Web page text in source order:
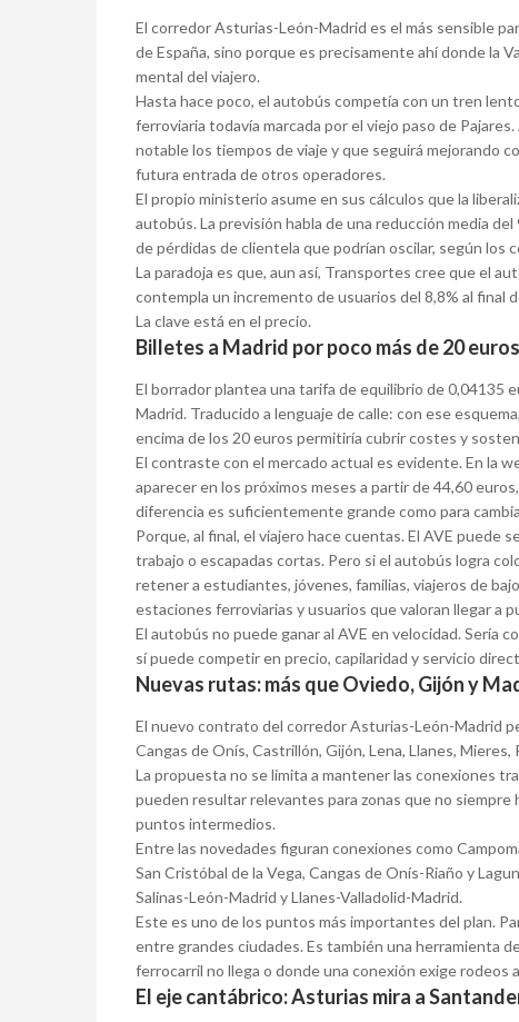
El corredor Asturias-León-Madrid es el más sensible
de España, sino porque es precisamente ahí donde la
mental del viajero.
Hasta hace poco, el autobús competía con un tren
ferroviaria todavía marcada por el viejo paso de
notable los tiempos de viaje y que seguirá mejorando
futura entrada de otros operadores.
El propio ministerio asume en sus cálculos que la
autobús. La previsión habla de una reducción media
de pérdidas de clientela que podrían oscilar, según los
La paradoja es que, aun así, Transportes cree que el
contempla un incremento de usuarios del 8,8% al final
La clave está en el precio.
Billetes a Madrid por poco más de 20
El borrador plantea una tarifa de equilibrio de 0,04135
Madrid. Traducido a lenguaje de calle: con ese
encima de los 20 euros permitiría cubrir costes y
El contraste con el mercado actual es evidente. En la
aparecer en los próximos meses a partir de 44,60
diferencia es suficientemente grande como para
Porque, al final, el viajero hace cuentas. El AVE puede
trabajo o escapadas cortas. Pero si el autobús logra
retener a estudiantes, jóvenes, familias, viajeros de
estaciones ferroviarias y usuarios que valoran llegar
El autobús no puede ganar al AVE en velocidad. Sería
sí puede competir en precio, capilaridad y servicio
Nuevas rutas: más que Oviedo, Gijón y
El nuevo contrato del corredor Asturias-León-Madrid
Cangas de Onís, Castrillón, Gijón, Lena, Llanes, Mieres,
La propuesta no se limita a mantener las conexiones
pueden resultar relevantes para zonas que no
puntos intermedios.
Entre las novedades figuran conexiones como
San Cristóbal de la Vega, Cangas de Onís-Riaño y
Salinas-León-Madrid y Llanes-Valladolid-Madrid.
Este es uno de los puntos más importantes del plan.
entre grandes ciudades. Es también una herramienta
ferrocarril no llega o donde una conexión exige
El eje cantábrico: Asturias mira a